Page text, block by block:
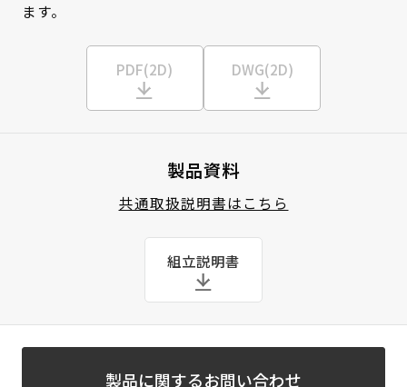
ます。
PDF(2D) DWG(2D)
製品資料
共通取扱説明書はこちら
組立説明書
製品に関するお問い合わせ